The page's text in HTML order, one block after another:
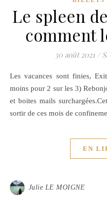
Le spleen
comment
30 août 2021 /
Les vacances sont finies, Exit le Sea, Sex and Sun (enfin au
moins pour 2 sur les 3)
et boites mails
sortir de ces mois de
EN
Julie LE MOIGNE